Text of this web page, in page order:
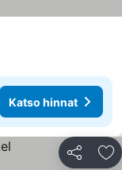
Katso hinnat
Jaa